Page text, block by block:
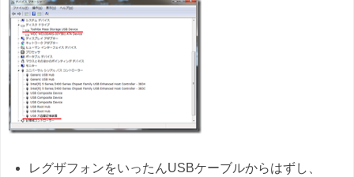
レグザフォンをいったんUSBケーブルからはずし、